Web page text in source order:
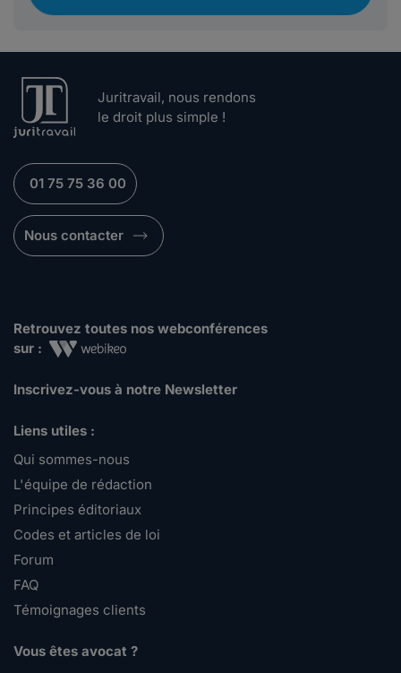
Juritravail, nous rendons
le droit plus simple !
01 75 75 36 00
Nous contacter
Retrouvez toutes nos webconférences
sur :
Inscrivez-vous à notre Newsletter
Liens utiles :
Qui sommes-nous
L'équipe de rédaction
Principes éditoriaux
Codes et articles de loi
Forum
FAQ
Témoignages clients
Vous êtes avocat ?